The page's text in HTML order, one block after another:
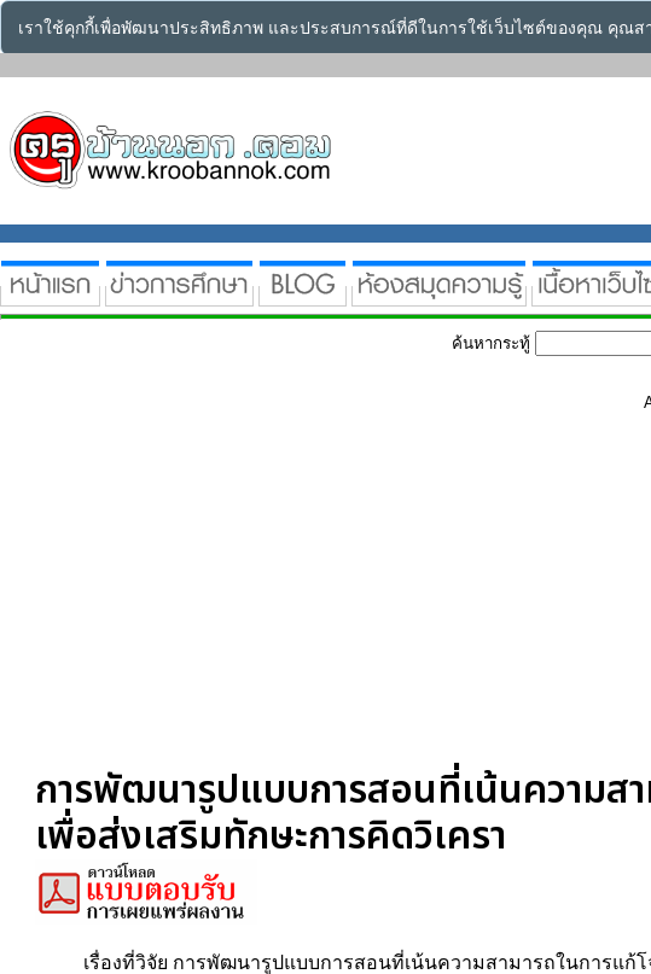
เราใช้คุกกี้เพื่อพัฒนาประสิทธิภาพ และประสบการณ์ที่ดีในการใช้เว็บไซต์ของคุณ คุณส
ค้นหากระทู้
การพัฒนารูปแบบการสอนที่เน้นความ
เพื่อส่งเสริมทักษะการคิดวิเครา
เรื่องที่วิจัย การพัฒนารูปแบบการสอนที่เน้นความสามารถในการแ